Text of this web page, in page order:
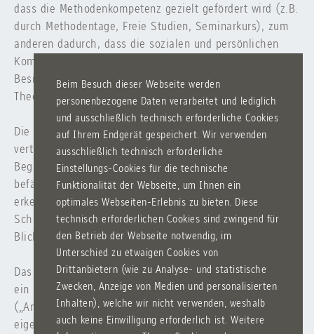
Beim Besuch dieser Webseite werden
personenbezogene Daten verarbeitet und lediglich
und ausschließlich technisch erforderliche Cookies
auf Ihrem Endgerät gespeichert. Wir verwenden
ausschließlich technisch erforderliche
Einstellungs-Cookies für die technische
Funktionalität der Webseite, um Ihnen ein
optimales Webseiten-Erlebnis zu bieten. Diese
technisch erforderlichen Cookies sind zwingend für
den Betrieb der Webseite notwendig, im
Unterschied zu etwaigen Cookies von
Drittanbietern (wie zu Analyse- und statistische
Zwecken, Anzeige von Medien und personalisierten
Inhalten), welche wir nicht verwenden, weshalb
auch keine Einwilligung erforderlich ist. Weitere
dass die Methodenkompetenz gezielt gefördert wird (z.B.
durch Methodentage, Freie Studien, Seminarkurs), zum
anderen dadurch, dass die sozialen und persönlichen
Kompetenzen angesprochen werden (z.B. Morgenkreis,
Besinnungstage, Sozialpraktikum, Philosophisch-
Theologisches Forum)
Die „Förderung besonders Begabter“ setzt hier an und
vertieft diese Bereiche. Im Hintergrund steht ein
Begabungskonzept, das die Schülerinnen und Schüler
befähigen soll, ihre vorhandenen Begabungen zu
erkennen und möglichst optimal auszuschöpfen. Die
Schüler entwickeln durch die Fördermaßnahmen den
Blick für ihre Begabungen und Kompetenzen.
Das Konzept des Enrichment bedeutet hier also nicht nur
ein additives Zusatzangebot, sondern die Intensivierung
(„Anreicherung“) des pädagogischen Konzepts auf das
eigentliche Ziel der Förderung der personalen